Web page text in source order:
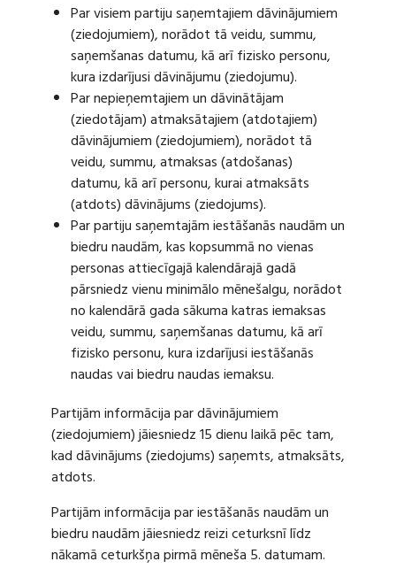
Par visiem partiju saņemtajiem dāvinājumiem
(ziedojumiem), norādot tā veidu, summu,
saņemšanas datumu, kā arī fizisko personu,
kura izdarījusi dāvinājumu (ziedojumu).
Par nepieņemtajiem un dāvinātājam
(ziedotājam) atmaksātajiem (atdotajiem)
dāvinājumiem (ziedojumiem), norādot tā
veidu, summu, atmaksas (atdošanas)
datumu, kā arī personu, kurai atmaksāts
(atdots) dāvinājums (ziedojums).
Par partiju saņemtajām iestāšanās naudām un
biedru naudām, kas kopsummā no vienas
personas attiecīgajā kalendārajā gadā
pārsniedz vienu minimālo mēnešalgu, norādot
no kalendārā gada sākuma katras iemaksas
veidu, summu, saņemšanas datumu, kā arī
fizisko personu, kura izdarījusi iestāšanās
naudas vai biedru naudas iemaksu.
Partijām informācija par dāvinājumiem
(ziedojumiem) jāiesniedz 15 dienu laikā pēc tam,
kad dāvinājums (ziedojums) saņemts, atmaksāts,
atdots.
Partijām informācija par iestāšanās naudām un
biedru naudām jāiesniedz reizi ceturksnī līdz
nākamā ceturkšņa pirmā mēneša 5. datumam.